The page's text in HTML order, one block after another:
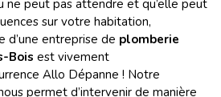
ne peut pas attendre et qu’elle peut
sur votre habitation,
d’une entreprise de plomberie
Bois est vivement
Allo Dépanne ! Notre
permet d’intervenir de manière